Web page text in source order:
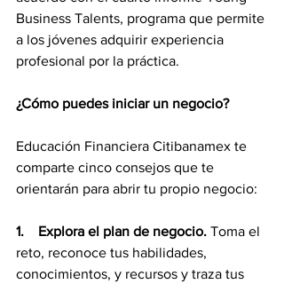
Business Talents, programa que permite
a los jóvenes adquirir experiencia
profesional por la práctica.
¿Cómo puedes iniciar un negocio?
Educación Financiera Citibanamex te
comparte cinco consejos que te
orientarán para abrir tu propio negocio:
1.    Explora el plan de negocio. Toma el
reto, reconoce tus habilidades,
conocimientos, y recursos y traza tus